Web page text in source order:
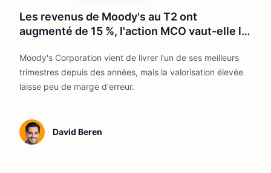
Les revenus de Moody's au T2 ont
augmenté de 15 %, l'action MCO vaut-elle la
Moody's Corporation vient de livrer l'un de ses meilleurs
trimestres depuis des années, mais la valorisation élevée
laisse peu de marge d'erreur.
David Beren